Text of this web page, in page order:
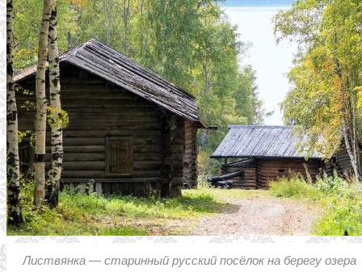
Листвянка — старинный русский посёлок на берегу озера